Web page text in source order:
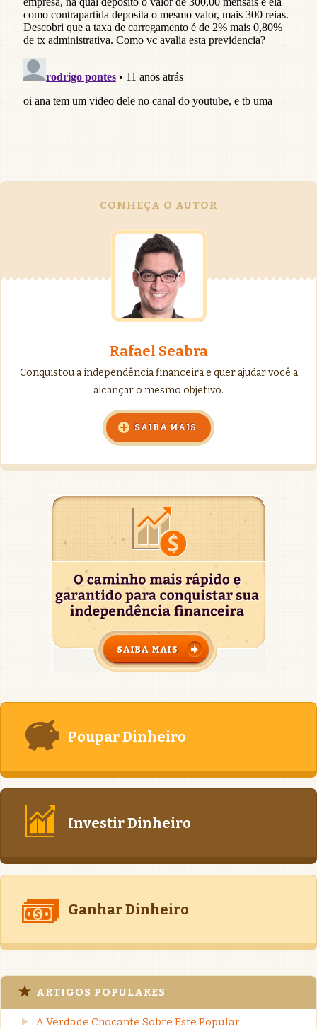
CONHEÇA O AUTOR
Rafael Seabra
Conquistou a independência financeira e quer ajudar você a
alcançar o mesmo objetivo.
SAIBA MAIS
Poupar Dinheiro
Investir Dinheiro
Ganhar Dinheiro
ARTIGOS POPULARES
A Verdade Chocante Sobre Este Popular